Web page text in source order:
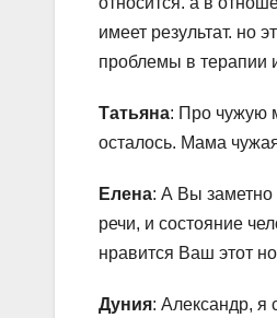
имеет результат. но
проблемы в терапии
Татьяна: Про чужую
осталось. Мама
Елена: А Вы заметно
речи, и состояние
нравится Ваш этот
Дуния: Александр, я